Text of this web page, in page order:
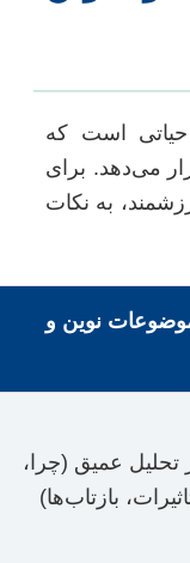
است که
برای
به نکات
نوین و
عمیق (چرا،
بازتاب‌ها)